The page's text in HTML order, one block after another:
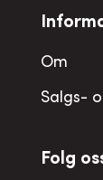
Om
Salgs-
Folg